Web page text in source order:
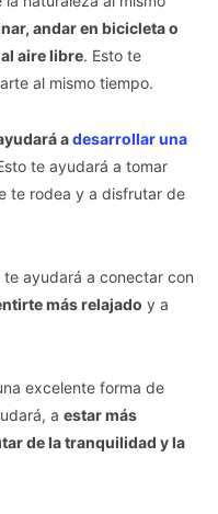
andar en bicicleta o
aire libre. Esto te
al mismo tiempo.
adesarrollar una
te ayudará a tomar
te rodea y a disfrutar de
ayudará a conectar con
más relajado y a
excelente forma de
a estar más
de la tranquilidad y la